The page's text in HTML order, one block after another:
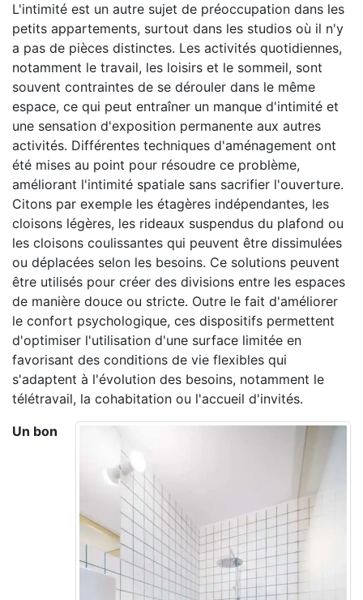
L'intimité est un autre sujet de préoccupation dans les
petits appartements, surtout dans les studios où il n'y
a pas de pièces distinctes. Les activités quotidiennes,
notamment le travail, les loisirs et le sommeil, sont
souvent contraintes de se dérouler dans le même
espace, ce qui peut entraîner un manque d'intimité et
une sensation d'exposition permanente aux autres
activités. Différentes techniques d'aménagement ont
été mises au point pour résoudre ce problème,
améliorant l'intimité spatiale sans sacrifier l'ouverture.
Citons par exemple les étagères indépendantes, les
cloisons légères, les rideaux suspendus du plafond ou
les cloisons coulissantes qui peuvent être dissimulées
ou déplacées selon les besoins. Ce solutions peuvent
être utilisés pour créer des divisions entre les espaces
de manière douce ou stricte. Outre le fait d'améliorer
le confort psychologique, ces dispositifs permettent
d'optimiser l'utilisation d'une surface limitée en
favorisant des conditions de vie flexibles qui
s'adaptent à l'évolution des besoins, notamment le
télétravail, la cohabitation ou l'accueil d'invités.
Un bon